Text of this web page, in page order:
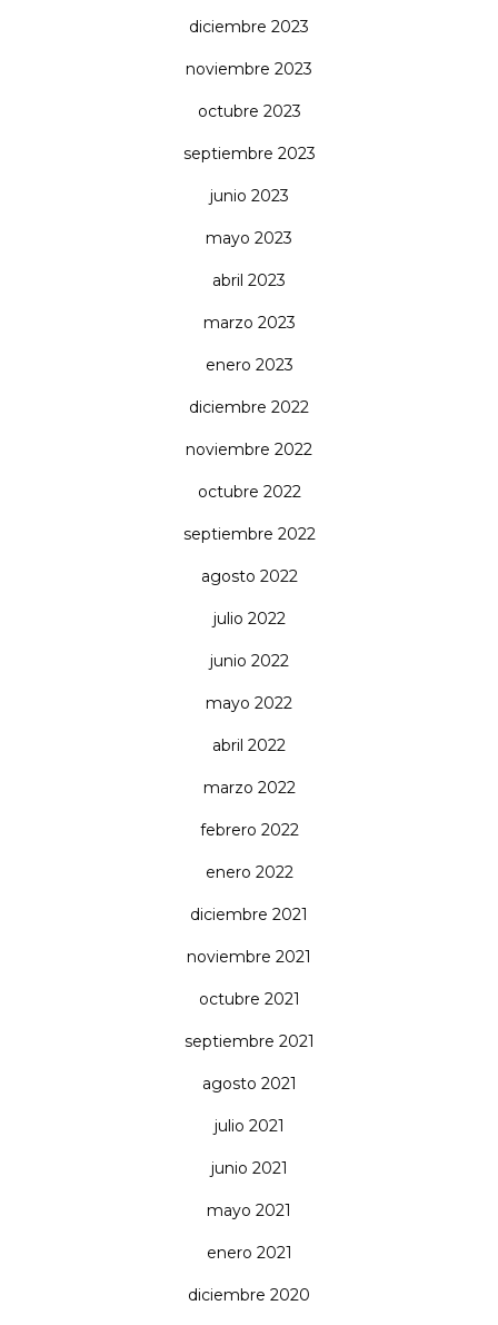
diciembre 2023
noviembre 2023
octubre 2023
septiembre 2023
junio 2023
mayo 2023
abril 2023
marzo 2023
enero 2023
diciembre 2022
noviembre 2022
octubre 2022
septiembre 2022
agosto 2022
julio 2022
junio 2022
mayo 2022
abril 2022
marzo 2022
febrero 2022
enero 2022
diciembre 2021
noviembre 2021
octubre 2021
septiembre 2021
agosto 2021
julio 2021
junio 2021
mayo 2021
enero 2021
diciembre 2020